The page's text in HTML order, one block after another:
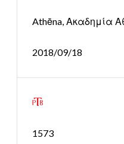
Athēna, Ακαδημία
2018/09/18
1573